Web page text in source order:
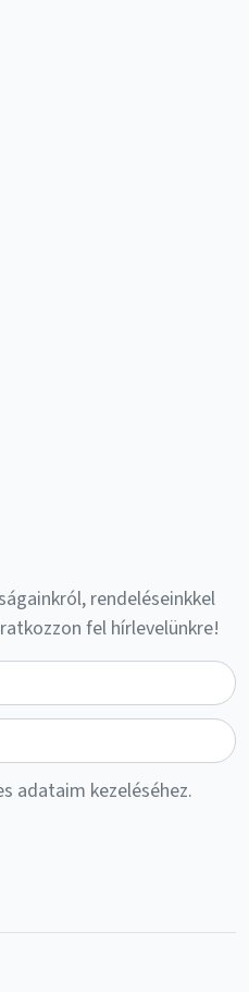
rendeléseinkkel
fel hírlevelünkre!
adataim kezeléséhez.